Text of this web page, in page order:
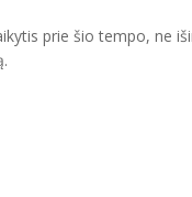
prie šio tempo, ne